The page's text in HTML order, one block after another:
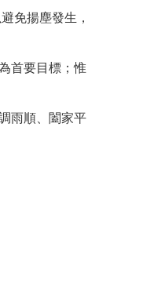
免揚塵發生，
首要目標；惟
雨順、闔家平